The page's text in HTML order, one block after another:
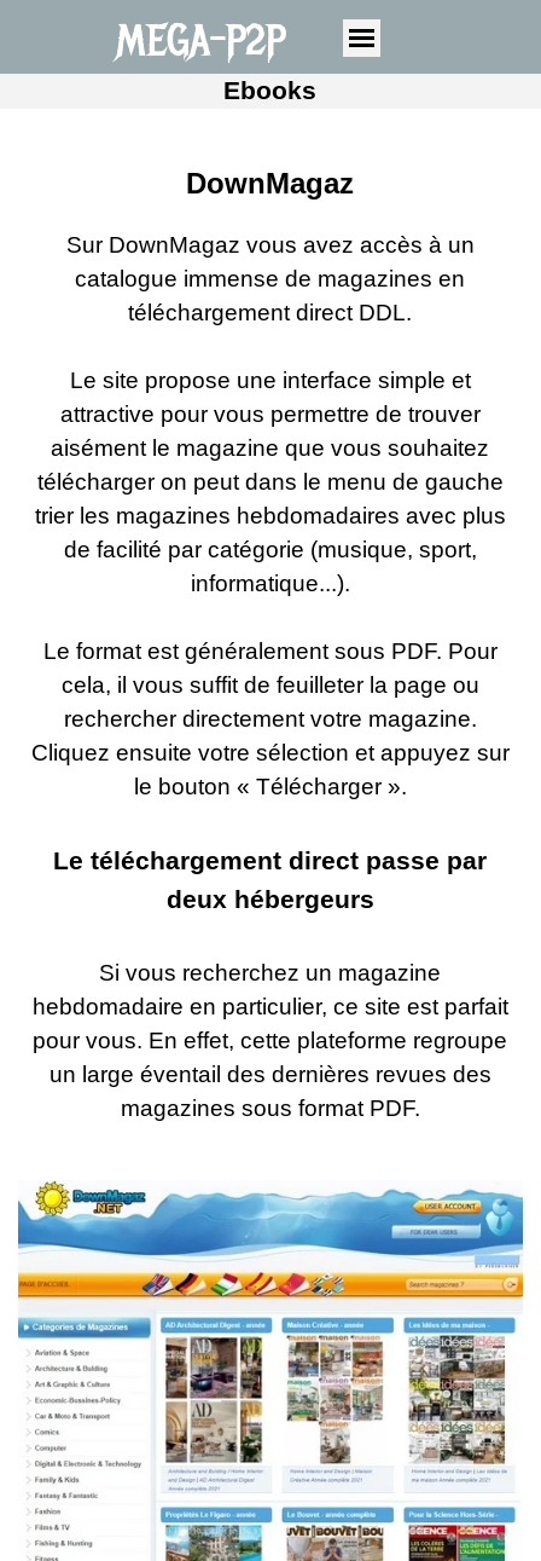
MEGA-P2P
Ebooks
DownMagaz
Sur DownMagaz vous avez accès à un
catalogue immense de magazines en
téléchargement direct DDL.
Le site propose une interface simple et
attractive pour vous permettre de trouver
aisément le magazine que vous souhaitez
télécharger on peut dans le menu de gauche
trier les magazines hebdomadaires avec plus
de facilité par catégorie (musique, sport,
informatique...).
Le format est généralement sous PDF. Pour
cela, il vous suffit de feuilleter la page ou
rechercher directement votre magazine.
Cliquez ensuite votre sélection et appuyez sur
le bouton « Télécharger ».
Le téléchargement direct passe par
deux hébergeurs
Si vous recherchez un magazine
hebdomadaire en particulier, ce site est parfait
pour vous. En effet, cette plateforme regroupe
un large éventail des dernières revues des
magazines sous format PDF.